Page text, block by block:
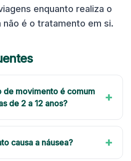
enquanto realiza o
é o tratamento em si.
de movimento é comum
de 2 a 12 anos?
+
causa a náusea? +